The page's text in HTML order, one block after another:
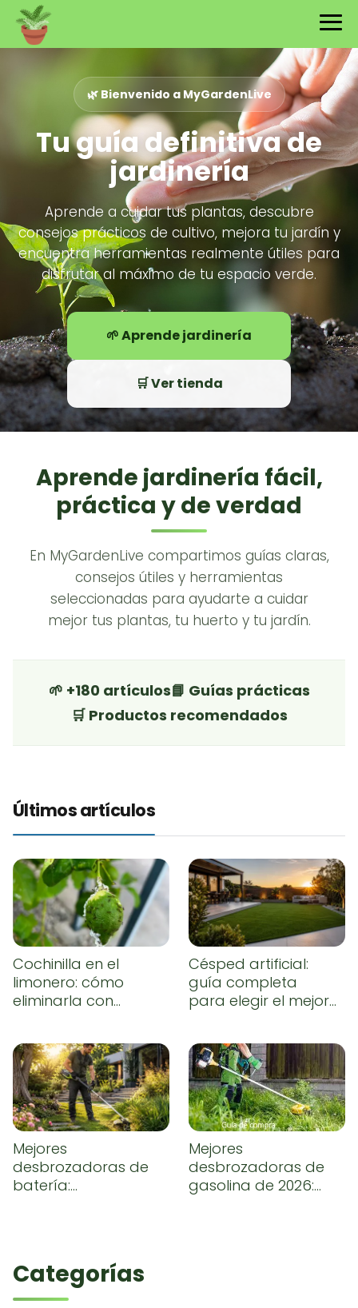
🌿 Bienvenido a MyGardenLive
Tu guía definitiva de
jardinería
Aprende a cuidar tus plantas, descubre
consejos prácticos de cultivo, mejora tu jardín y
encuentra herramientas realmente útiles para
disfrutar al máximo de tu espacio verde.
🌱 Aprende jardinería
🛒 Ver tienda
Aprende jardinería fácil,
práctica y de verdad
En MyGardenLive compartimos guías claras,
consejos útiles y herramientas
seleccionadas para ayudarte a cuidar
mejor tus plantas, tu huerto y tu jardín.
🌱 +180 artículos📘 Guías prácticas
🛒 Productos recomendados
Últimos artículos
Cochinilla en el
limonero: cómo
eliminarla con
Césped artificial:
guía completa
para elegir el mejor,
conseguir un
resultado natural
Mejores
desbrozadoras de
batería:
Mejores
desbrozadoras de
gasolina de 2026:
Categorías